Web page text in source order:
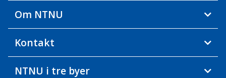
Om NTNU
Kontakt
NTNU i tre byer